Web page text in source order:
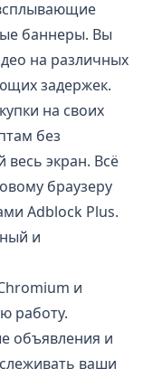
баннеры. Вы
на различных
задержек.
на своих
без
экран. Всё
браузеру
Adblock Plus.
и
и
работу.
объявления и
ваши